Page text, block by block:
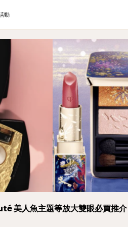
動
美人魚主題等放大雙眼必買推介